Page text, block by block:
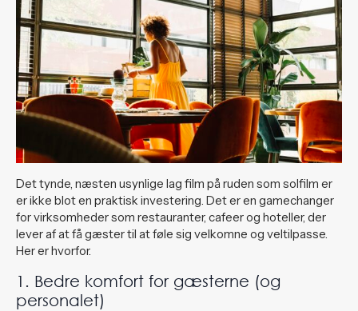
Det tynde, næsten usynlige lag film på ruden som solfilm er
er ikke blot en praktisk investering. Det er en gamechanger
for virksomheder som restauranter, cafeer og hoteller, der
lever af at få gæster til at føle sig velkomne og veltilpasse.
Her er hvorfor.
1. Bedre komfort for gæsterne (og
personalet)